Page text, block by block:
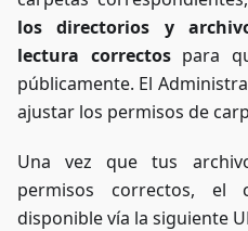
los directorios y
lectura correctospara
públicamente. El
ajustar los permisos de
Una vez que tus
permisos correctos, el
disponible vía la siguiente